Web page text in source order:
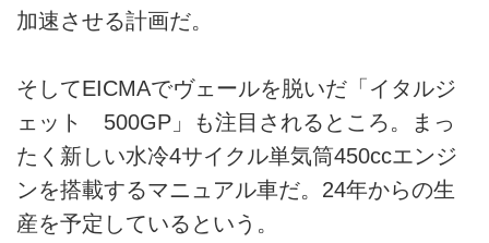
加速させる計画だ。
そしてEICMAでヴェールを脱いだ「イタルジ
ェット 500GP」も注目されるところ。まっ
たく新しい水冷4サイクル単気筒450ccエンジ
ンを搭載するマニュアル車だ。24年からの生
産を予定しているという。